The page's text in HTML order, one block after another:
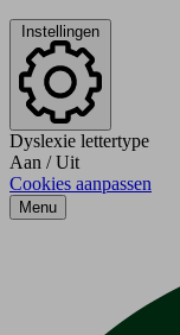
Instellingen
Dyslexie lettertype
Aan / Uit
Cookies aanpassen
Menu